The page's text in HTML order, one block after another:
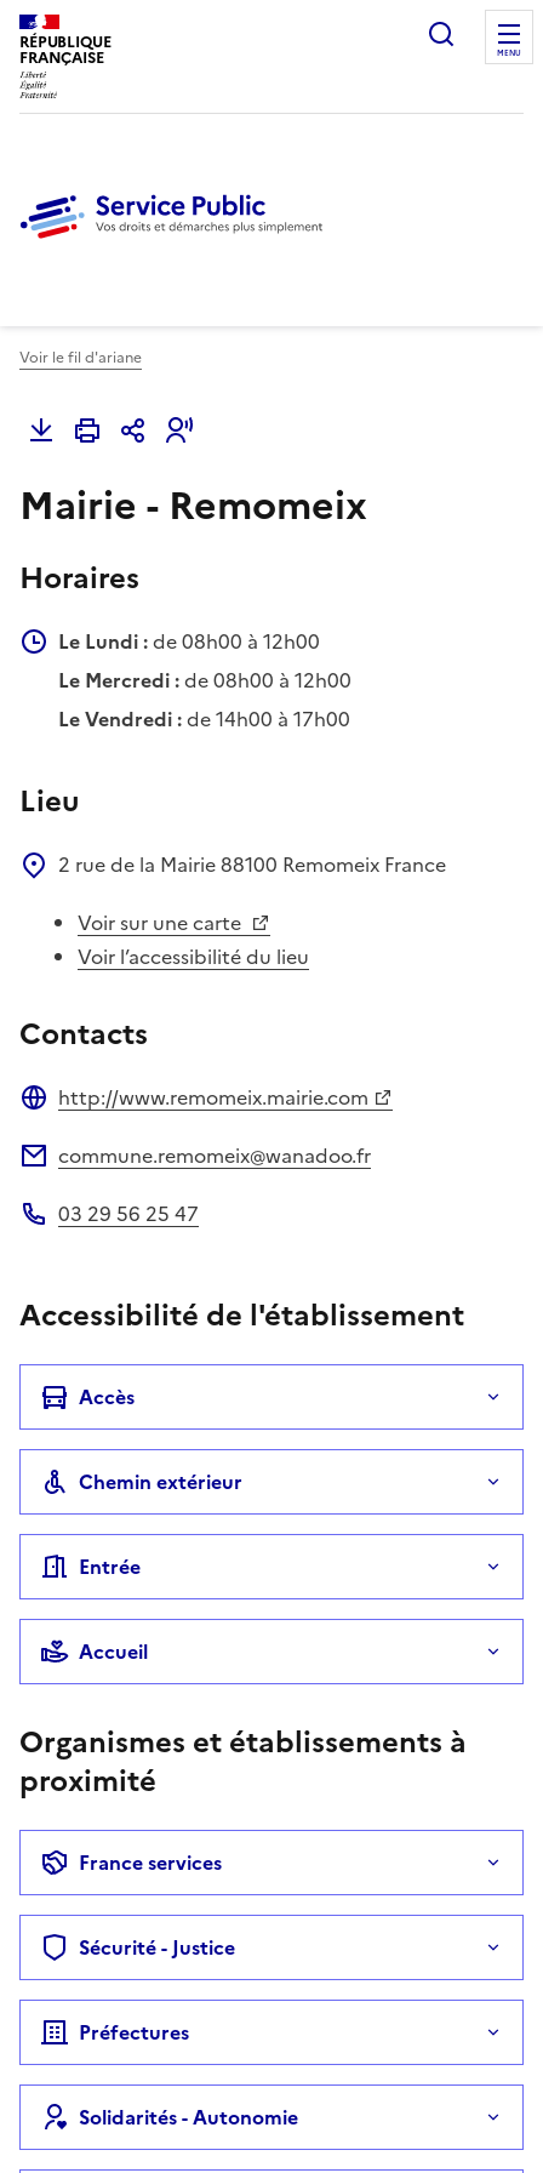
RÉPUBLIQUE
FRANÇAISE
Ouvrir
MENU
Voir le fil d'ariane
Mairie - Remomeix
Horaires
Le Lundi :de 08h00 à 12h00
Le Mercredi :de 08h00 à 12h00
Le Vendredi :de 14h00 à 17h00
Lieu
2 rue de la Mairie88100 Remomeix France
Voir sur une carte
Voir l’accessibilité du lieu
Contacts
http://www.remomeix.mairie.com
commune.remomeix@wanadoo.fr
03 29 56 25 47
Accessibilité de l'établissement
Accès
Chemin extérieur
Entrée
Accueil
Organismes et établissements à
proximité
France services
Sécurité - Justice
Préfectures
Solidarités - Autonomie